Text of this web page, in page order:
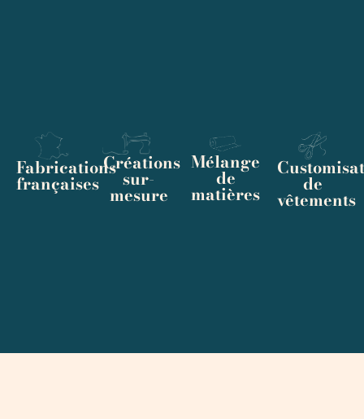
Fabrications
françaises
Créations
sur-
mesure
Mélange
de
matières de
vêtements